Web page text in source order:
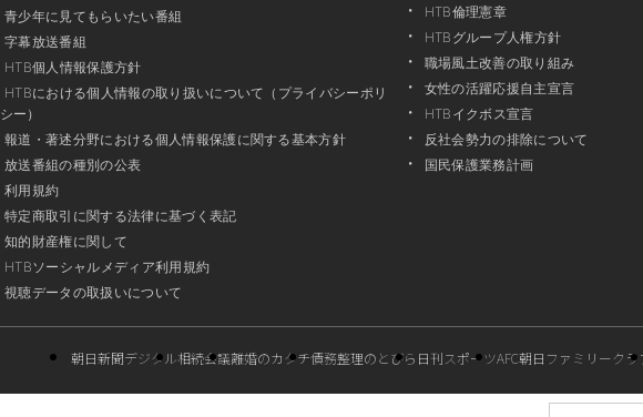
青少年に見てもらいたい番組
字幕放送番組
HTB個人情報保護方針
HTBにおける個人情報の取り扱いについて（プライバシーポリ
シー）
報道・著述分野における個人情報保護に関する基本方針
放送番組の種別の公表
利用規約
特定商取引に関する法律に基づく表記
知的財産権に関して
HTBソーシャルメディア利用規約
視聴データの取扱いについて
HTB倫理憲章
HTBグループ人権方針
職場風土改善の取り組み
女性の活躍応援自主宣言
HTBイクボス宣言
反社会勢力の排除について
国民保護業務計画
朝日新聞デジタル相続会議離婚のカタチ債務整理のとびら 日刊スポーツAFC朝日ファミリークラ